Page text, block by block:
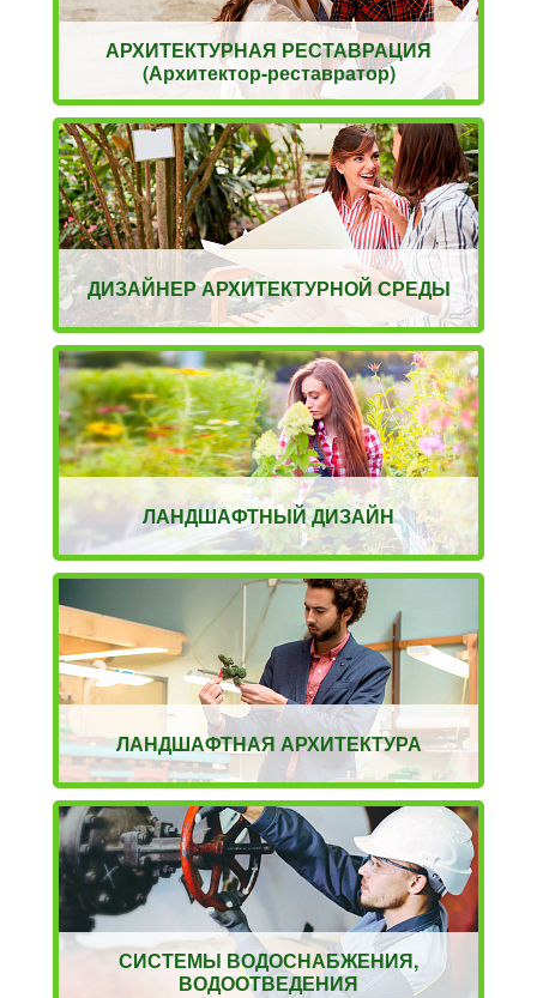
АРХИТЕКТУРНАЯ РЕСТАВРАЦИЯ
(Архитектор-реставратор)
ДИЗАЙНЕР АРХИТЕКТУРНОЙ СРЕДЫ
ЛАНДШАФТНЫЙ ДИЗАЙН
ЛАНДШАФТНАЯ АРХИТЕКТУРА
СИСТЕМЫ ВОДОСНАБЖЕНИЯ,
ВОДООТВЕДЕНИЯ